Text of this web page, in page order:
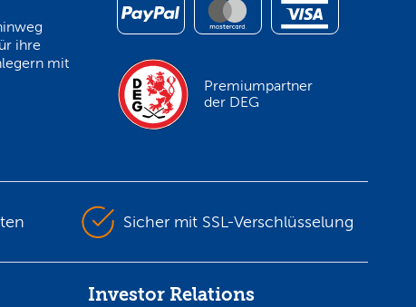
ihre
mit
Premiumpartner
der DEG
Sicher mit SSL-Verschlüsselung
Investor Relations